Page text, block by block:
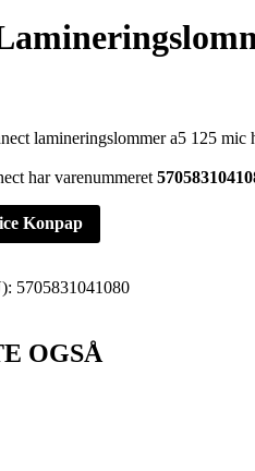
lamineringslommer a5 125 mic
har varenummeret
Konpap
5705831041080
OGSÅ